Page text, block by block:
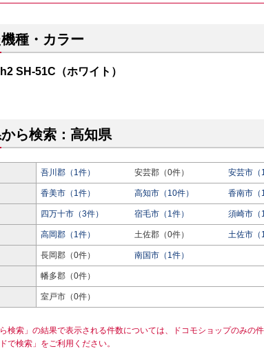
種・カラー
SH-51C（ホワイト）
ら検索：高知県
吾川郡（1件） 安芸郡（0件） 安芸市（
香美市（1件） 高知市（10件） 香南市（
四万十市（3件） 宿毛市（1件） 須崎市（
高岡郡（1件） 土佐郡（0件） 土佐市（
長岡郡（0件） 南国市（1件）
幡多郡（0件）
室戸市（0件）
ら検索」の結果で表示される件数については、ドコモショップのみの
で検索」をご利用ください。